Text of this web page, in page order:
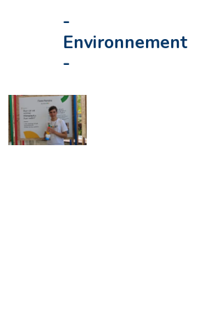
-
Environnement
-